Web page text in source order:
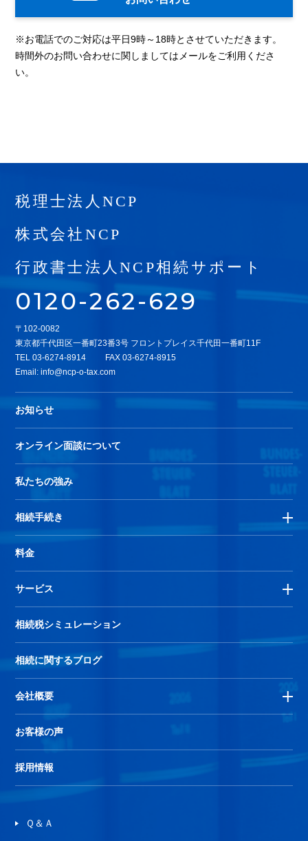
※お電話でのご対応は平日9時～18時とさせていただきます。
時間外のお問い合わせに関しましてはメールをご利用くださ
い。
税理士法人NCP
株式会社NCP
行政書士法人NCP相続サポート
0120-262-629
〒102-0082
東京都千代田区一番町23番3号 フロントプレイス千代田一番町11F
TEL03-6274-8914
FAX 03-6274-8915
Email:info@ncp-o-tax.com
お知らせ
オンライン面談について
私たちの強み
相続手続き
料金
サービス
相続税シミュレーション
相続に関するブログ
会社概要
お客様の声
採用情報
Ｑ＆Ａ